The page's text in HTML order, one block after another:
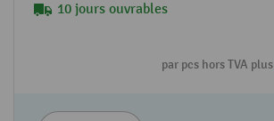
10 jours ouvrables
par pcs hors TVA plus